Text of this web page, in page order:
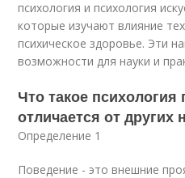
психология и психология
которые изучают влияние
психическое здоровье. Эти
возможности для науки и
Что такое
отличается от других
Определение 1
Поведение - это внешние